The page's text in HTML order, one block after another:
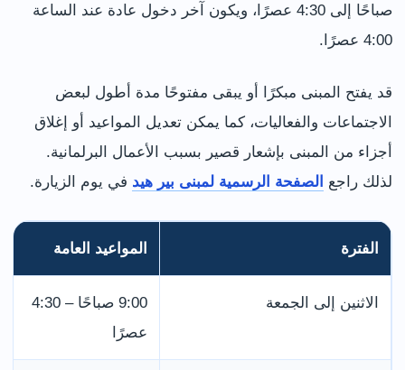
صباحًا إلى 4:30 عصرًا، ويكون آخر دخول عادة عند الساعة
4:00 عصرًا.
قد يفتح المبنى مبكرًا أو يبقى مفتوحًا مدة أطول لبعض
الاجتماعات والفعاليات، كما يمكن تعديل المواعيد أو إغلاق
أجزاء من المبنى بإشعار قصير بسبب الأعمال البرلمانية.
لذلك راجع الصفحة الرسمية لمبنى بير هيد في يوم الزيارة.
الفترة المواعيد العامة
الاثنين إلى الجمعة
9:00 صباحًا – 4:30
عصرًا